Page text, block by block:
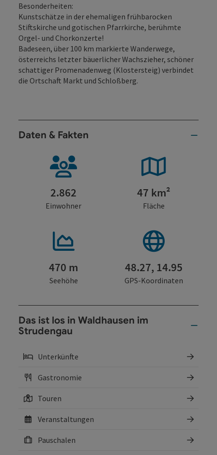
Besonderheiten:
Kunstschätze in der ehemaligen frühbarocken
Stiftskirche und gotischen Pfarrkirche, berühmte
Orgel- und Chorkonzerte!
Badeseen, über 100 km markierte Wanderwege,
österreichs letzter bäuerlicher Wachszieher, schöner
schattiger Promenadenweg (Klostersteig) verbindet
die Ortschaft Markt und Schloßberg.
Daten & Fakten
2.862
Einwohner
47 km²
Fläche
470 m
Seehöhe
48.27, 14.95
GPS-Koordinaten
Das ist los in Waldhausen im
Strudengau
Unterkünfte
Gastronomie
Touren
Veranstaltungen
Pauschalen